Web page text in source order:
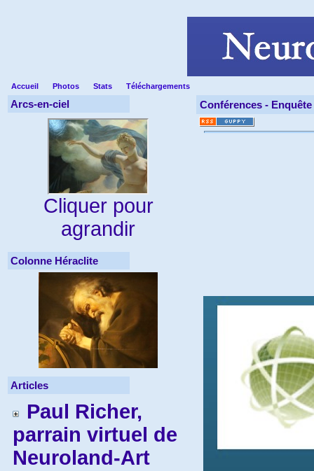
Accueil Photos Stats Téléchargements
Arcs-en-ciel
Cliquer pour
agrandir
Colonne Héraclite
Articles
Paul Richer,
parrain virtuel de
Neuroland-Art
Conférences -